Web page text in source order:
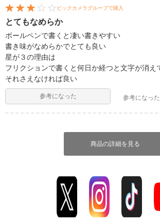
ビックカメラグループで購入
とてもなめらか
ボールペンで書くと凄い書きやすい
書き味がなめらかでとても良い
星が３の理由は
フリクションで書くと何日か経つと文字が消え
それさえなければ良い
参考になった 参考になった
商品の詳細を見る